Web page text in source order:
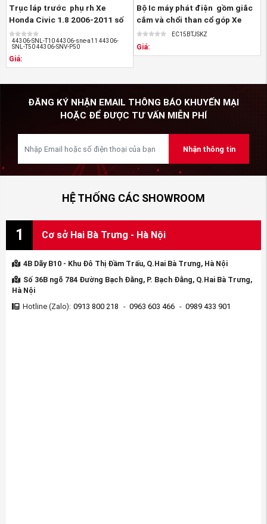
Trục láp trước phụ rh Xe
Honda Civic 1.8 2006-2011 số
tự động 26 ...
44306-SNL-T10 44306-sne-a11 44306-
SNL-T50 44306-SNV-P50
Giá:
Bộ Ic máy phát điện gồm giắc
cắm và chổi than cổ góp Xe
Honda ...
EC15BTJSKZ
Giá:
ĐĂNG KÝ NHẬN EMAIL THÔNG BÁO KHUYẾN MẠI
HOẶC ĐỂ ĐƯỢC TƯ VẤN MIỄN PHÍ
Nhận thông tin
HỆ THỐNG CÁC SHOWROOM
1 Cơ sở Hai Bà Trưng - Hà Nội
4B Dãy B10 - Khu Đô Thị Đầm Trấu, Q.Hai Bà Trưng, Hà Nội
Số 36B ngõ 784 Đường Bạch Đằng, P. Bạch Đằng, Q.Hai Bà Trưng,
Hà Nội
Hotline (Zalo): 0913 800 218 - 0963 603 466 - 0989 433 901